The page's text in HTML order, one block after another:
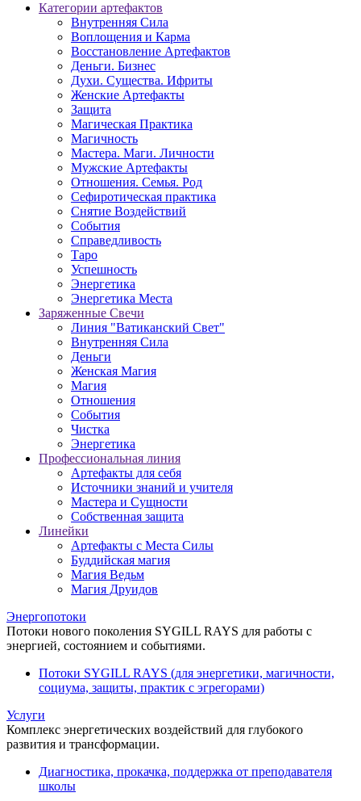
Категории артефактов
Внутренняя Сила
Воплощения и Карма
Восстановление Артефактов
Деньги. Бизнес
Духи. Существа. Ифриты
Женские Артефакты
Защита
Магическая Практика
Магичность
Мастера. Маги. Личности
Мужские Артефакты
Отношения. Семья. Род
Сефиротическая практика
Снятие Воздействий
События
Справедливость
Таро
Успешность
Энергетика
Энергетика Места
Заряженные Свечи
Линия "Ватиканский Свет"
Внутренняя Сила
Деньги
Женская Магия
Магия
Отношения
События
Чистка
Энергетика
Профессиональная линия
Артефакты для себя
Источники знаний и учителя
Мастера и Сущности
Собственная защита
Линейки
Артефакты с Места Силы
Буддийская магия
Магия Ведьм
Магия Друидов
Энергопотоки
Потоки нового поколения SYGILL RAYS для работы с
энергией, состоянием и событиями.
Потоки SYGILL RAYS (для энергетики, магичности,
социума, защиты, практик с эгрегорами)
Услуги
Комплекс энергетических воздействий для глубокого
развития и трансформации.
Диагностика, прокачка, поддержка от преподавателя
школы